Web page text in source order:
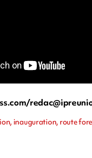
inauguration, route